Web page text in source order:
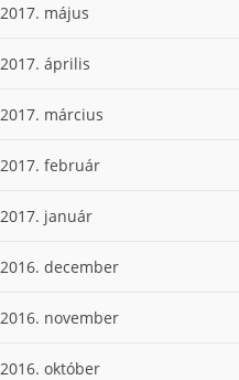
2017. május
2017. április
2017. március
2017. február
2017. január
2016. december
2016. november
2016. október